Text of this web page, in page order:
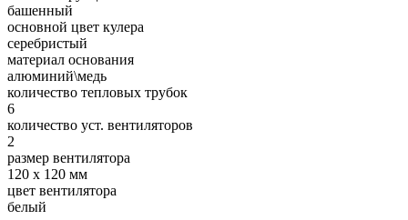
башенный
основной цвет кулера
серебристый
материал основания
алюминий\медь
количество тепловых трубок
6
количество уст. вентиляторов
2
размер вентилятора
120 x 120 мм
цвет вентилятора
белый